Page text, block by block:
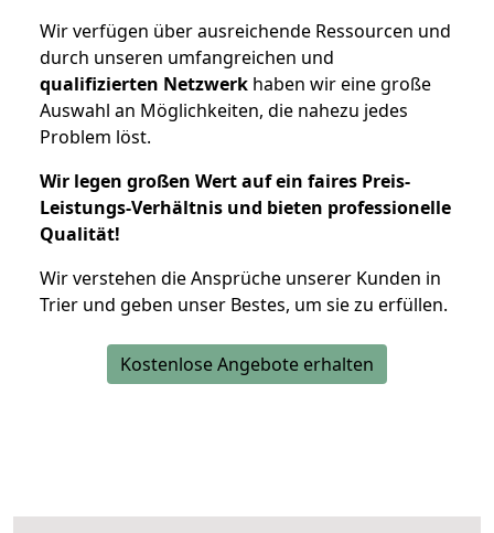
Wir verfügen über ausreichende Ressourcen und
durch unseren umfangreichen und
qualifizierten Netzwerk haben wir eine große
Auswahl an Möglichkeiten, die nahezu jedes
Problem löst.
Wir legen großen Wert auf ein faires Preis-
Leistungs-Verhältnis und bieten professionelle
Qualität!
Wir verstehen die Ansprüche unserer Kunden in
Trier und geben unser Bestes, um sie zu erfüllen.
Kostenlose Angebote erhalten